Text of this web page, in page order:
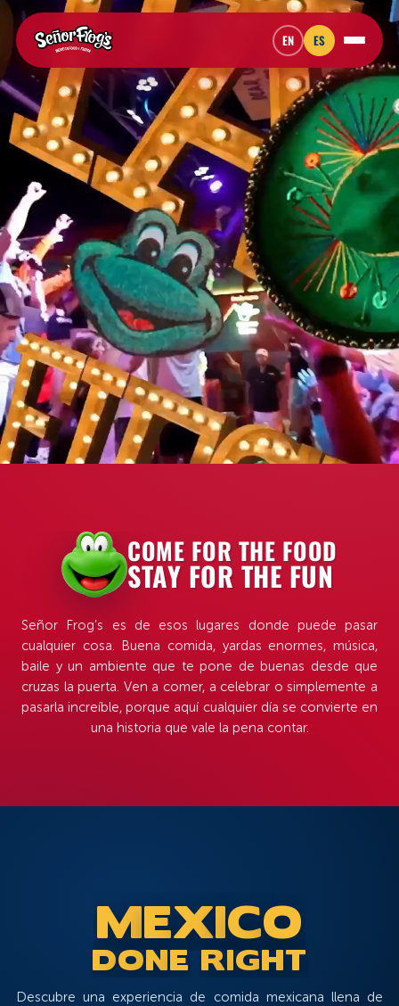
EN ES
COME FOR THE FOOD
STAY FOR THE FUN
Señor Frog’s es de esos lugares donde puede pasar
cualquier cosa. Buena comida, yardas enormes, música,
baile y un ambiente que te pone de buenas desde que
cruzas la puerta. Ven a comer, a celebrar o simplemente a
pasarla increíble, porque aquí cualquier día se convierte en
una historia que vale la pena contar.
MEXICO
DONE RIGHT
Descubre una experiencia de comida mexicana llena de